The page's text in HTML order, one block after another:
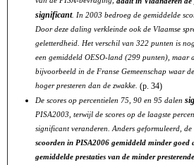
significant. In 2003 bedroeg de gemiddelde
Door deze daling verkleinde ook de Vlaamse
geletterdheid. Het verschil van 322 punten is
een gemiddeld OESO-land (299 punten), maar
bijvoorbeeld in de Franse Gemeenschap waar
hoger presteren dan de zwakke. (p. 34)
De scores op percentielen 75, 90 en 95 dalen
PISA2003, terwijl de scores op de laagste
significant veranderen. Anders geformuleerd, de
scoorden in PISA2006 gemiddeld minder
gemiddelde prestaties van de minder